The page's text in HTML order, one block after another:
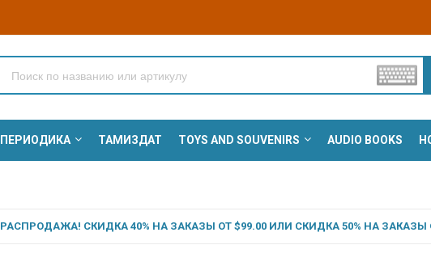
ПЕРИОДИКА ТАМИЗДАТ TOYS AND SOUVENIRS AUDIO BOOKS
РАСПРОДАЖА! СКИДКА 40% НА ЗАКАЗЫ ОТ $99.00 ИЛИ СКИДКА 50% НА ЗАКАЗЫ